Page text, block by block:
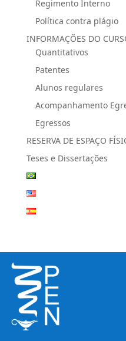
Regimento Interno
Política contra plágio
INFORMAÇÕES DO
Quantitativos
Patentes
Alunos regulares
Acompanhamento
Egressos
RESERVA DE ESPAÇO
Teses e Dissertações